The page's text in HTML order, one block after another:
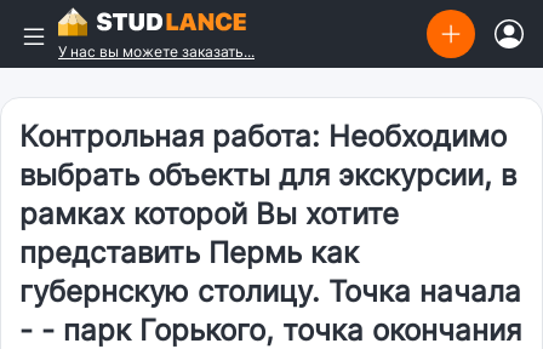
У нас вы можете заказать...
Контрольная работа: Необходимо
выбрать объекты для экскурсии, в
рамках которой Вы хотите
представить Пермь как
губернскую столицу. Точка начала
- - парк Горького, точка окончания